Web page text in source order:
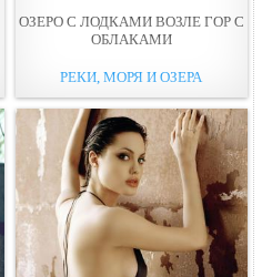
ОЗЕРО С ЛОДКАМИ ВОЗЛЕ ГОР С
ОБЛАКАМИ
РЕКИ, МОРЯ И ОЗЕРА